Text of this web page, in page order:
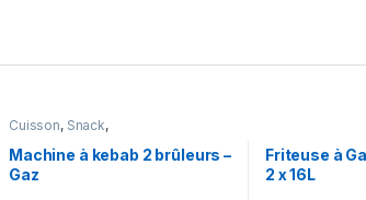
Cuisson, Snack,
Snack/Pizza/Sucrée
Machine à kebab 2 brûleurs –
Gaz
Friteuse à
2 x 16L